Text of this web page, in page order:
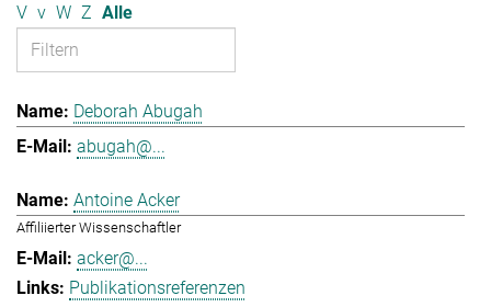
V v W Z Alle
Deborah Abugah
abugah@...
Antoine Acker
Affiliierter Wissenschaftler
acker@...
Publikationsreferenzen